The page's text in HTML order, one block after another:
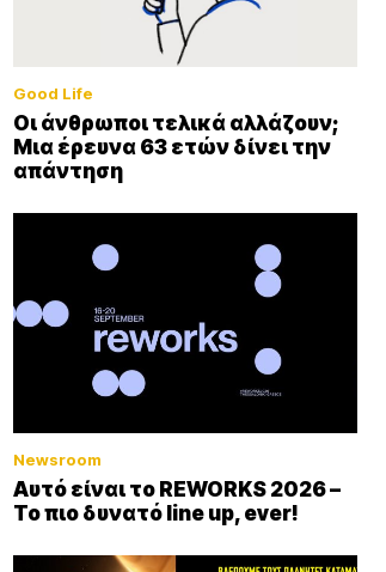
Good Life
Οι άνθρωποι τελικά αλλάζουν;
Μια έρευνα 63 ετών δίνει την
απάντηση
Newsroom
Αυτό είναι το REWORKS 2026 –
Το πιο δυνατό line up, ever!